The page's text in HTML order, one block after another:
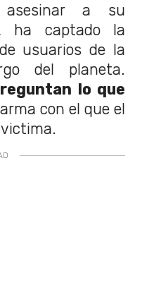
asesinar a su
ha captado la
usuarios de la
del planeta.
lo que
con el que el